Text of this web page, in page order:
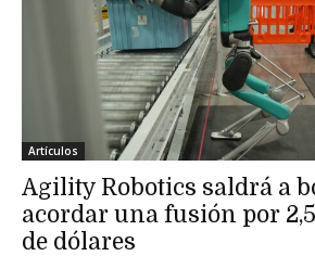
Artículos
Agility Robotics saldrá a
acordar una fusión por
de dólares